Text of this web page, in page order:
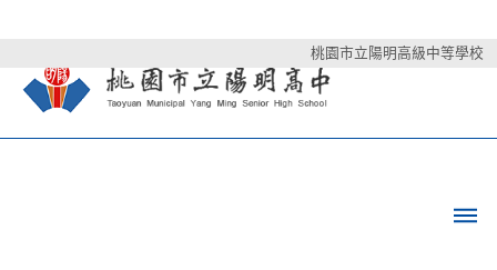
桃園市立陽明高級中等學校